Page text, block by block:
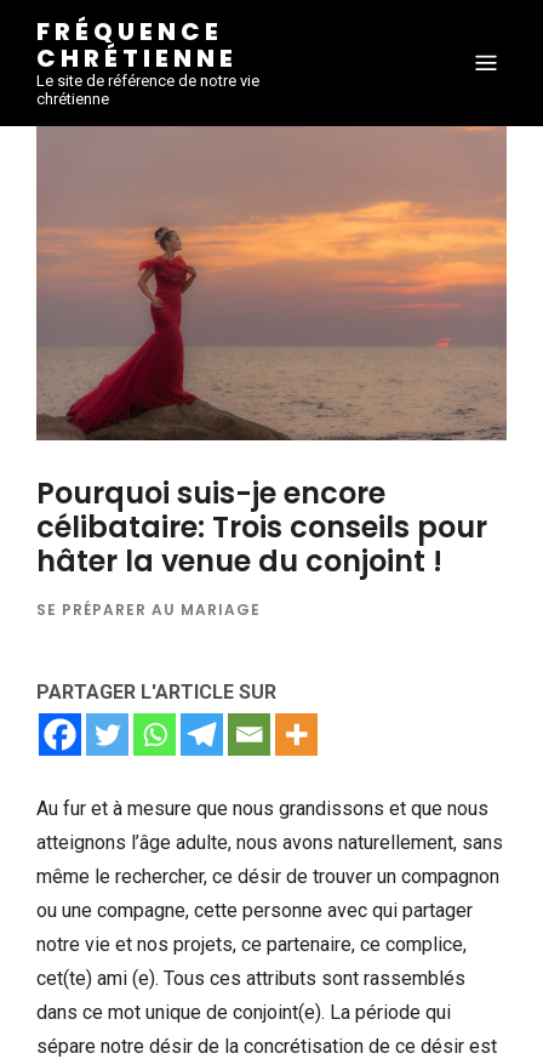
FRÉQUENCE
CHRÉTIENNE
Le site de référence de notre vie
chrétienne
Pourquoi suis-je encore
célibataire: Trois conseils pour
hâter la venue du conjoint !
SE PRÉPARER AU MARIAGE
PARTAGER L'ARTICLE SUR
Au fur et à mesure que nous grandissons et que nous
atteignons l’âge adulte, nous avons naturellement, sans
même le rechercher, ce désir de trouver un compagnon
ou une compagne, cette personne avec qui partager
notre vie et nos projets, ce partenaire, ce complice,
cet(te) ami (e). Tous ces attributs sont rassemblés
dans ce mot unique de conjoint(e). La période qui
sépare notre désir de la concrétisation de ce désir est